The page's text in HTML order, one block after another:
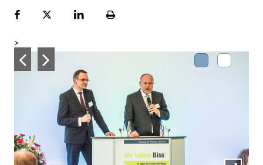
FacebookPlattformLinekdInSeite
>